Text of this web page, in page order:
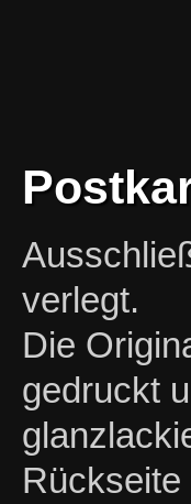
verlegt.
Die
gedruckt